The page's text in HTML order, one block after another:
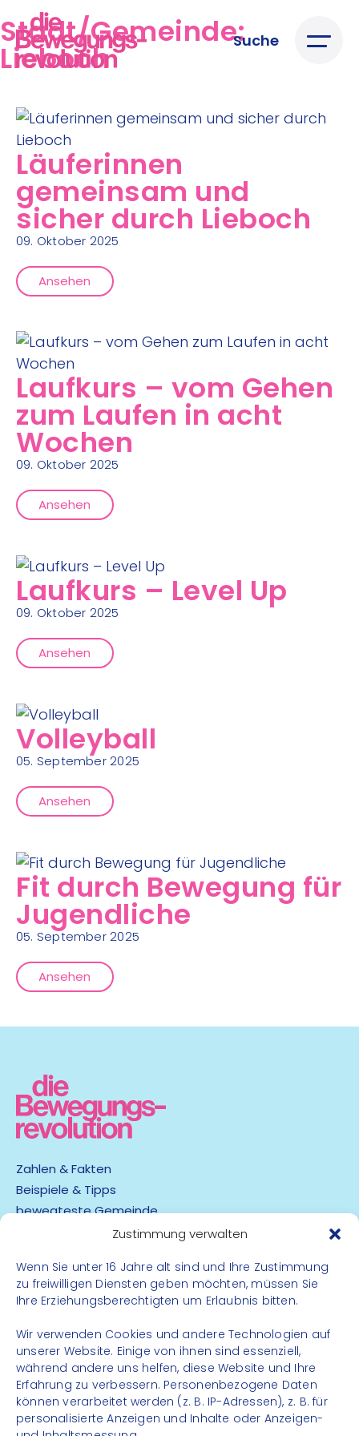
Zustimmung verwalten
Wenn Sie unter 16 Jahre alt sind und Ihre Zustimmung
zu freiwilligen Diensten geben möchten, müssen Sie
Ihre Erziehungsberechtigten um Erlaubnis bitten.
Wir verwenden Cookies und andere Technologien auf
unserer Website. Einige von ihnen sind essenziell,
während andere uns helfen, diese Website und Ihre
Erfahrung zu verbessern. Personenbezogene Daten
können verarbeitet werden (z. B. IP-Adressen), z. B. für
personalisierte Anzeigen und Inhalte oder Anzeigen-
Suche
Stadt/Gemeinde:
Lieboch
Läuferinnen
gemeinsam und
sicher durch Lieboch
09. Oktober 2025
Ansehen
Laufkurs – vom Gehen
zum Laufen in acht
Wochen
09. Oktober 2025
Ansehen
Laufkurs – Level Up
09. Oktober 2025
Ansehen
Volleyball
05. September 2025
Ansehen
Fit durch Bewegung für
Jugendliche
05. September 2025
Ansehen
Zahlen & Fakten
Beispiele & Tipps
bewegteste Gemeinde
Barrierefreiheit
Datenschutz
Impressum
Kontakt
FOLGE UNS
Instagram
Facebook